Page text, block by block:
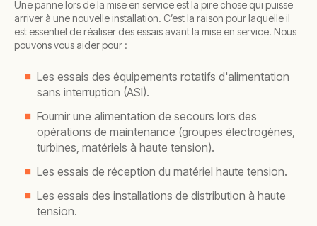
Une panne lors de la mise en service est la pire chose qui puisse
arriver à une nouvelle installation. C’est la raison pour laquelle il
est essentiel de réaliser des essais avant la mise en service. Nous
pouvons vous aider pour :
Les essais des équipements rotatifs d'alimentation
sans interruption (ASI).
Fournir une alimentation de secours lors des
opérations de maintenance (groupes électrogènes,
turbines, matériels à haute tension).
Les essais de réception du matériel haute tension.
Les essais des installations de distribution à haute
tension.